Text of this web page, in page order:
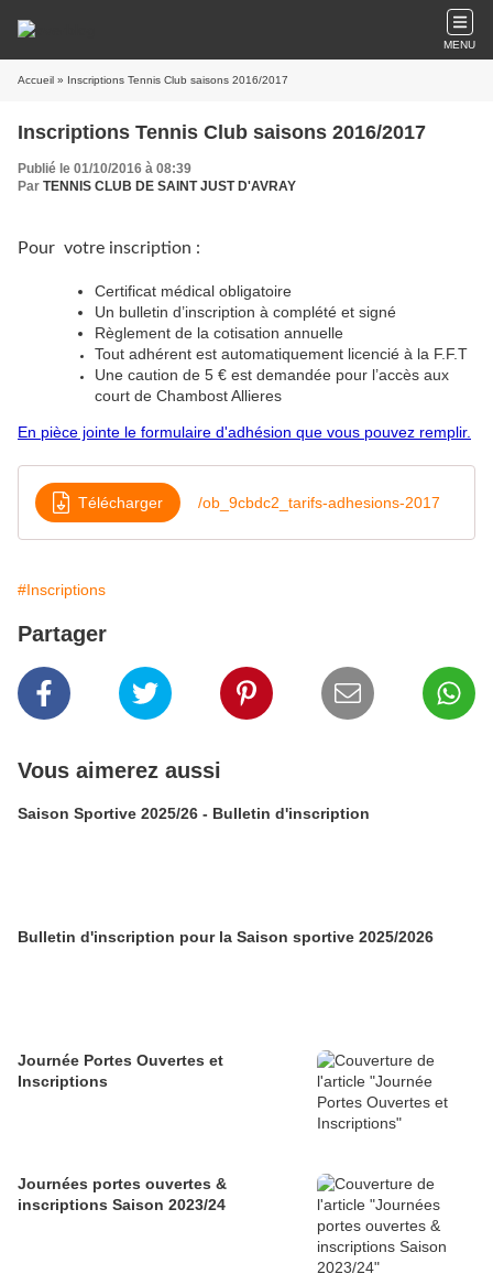
MENU
Accueil » Inscriptions Tennis Club saisons 2016/2017
Inscriptions Tennis Club saisons 2016/2017
Publié le 01/10/2016 à 08:39
Par TENNIS CLUB DE SAINT JUST D'AVRAY
Pour votre inscription :
Certificat médical obligatoire
Un bulletin d’inscription à complété et signé
Règlement de la cotisation annuelle
Tout adhérent est automatiquement licencié à la F.F.T
Une caution de 5 € est demandée pour l’accès aux
court de Chambost Allieres
En pièce jointe le formulaire d'adhésion que vous pouvez remplir.
Télécharger /ob_9cbdc2_tarifs-adhesions-2017
#Inscriptions
Partager
Vous aimerez aussi
Saison Sportive 2025/26 - Bulletin d'inscription
Bulletin d'inscription pour la Saison sportive 2025/2026
Journée Portes Ouvertes et
Inscriptions
Journées portes ouvertes &
inscriptions Saison 2023/24